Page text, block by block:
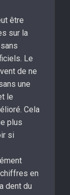
être
sur la
Le
de ne
une
le
Cela
plus
si
en
dent du